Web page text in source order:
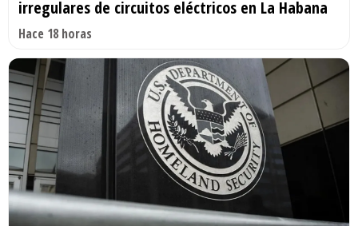
irregulares de circuitos eléctricos en La Habana
Hace 18 horas